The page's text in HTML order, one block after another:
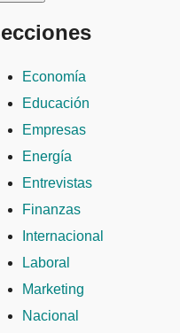
Economía
Educación
Empresas
Energía
Entrevistas
Finanzas
Internacional
Laboral
Marketing
Nacional